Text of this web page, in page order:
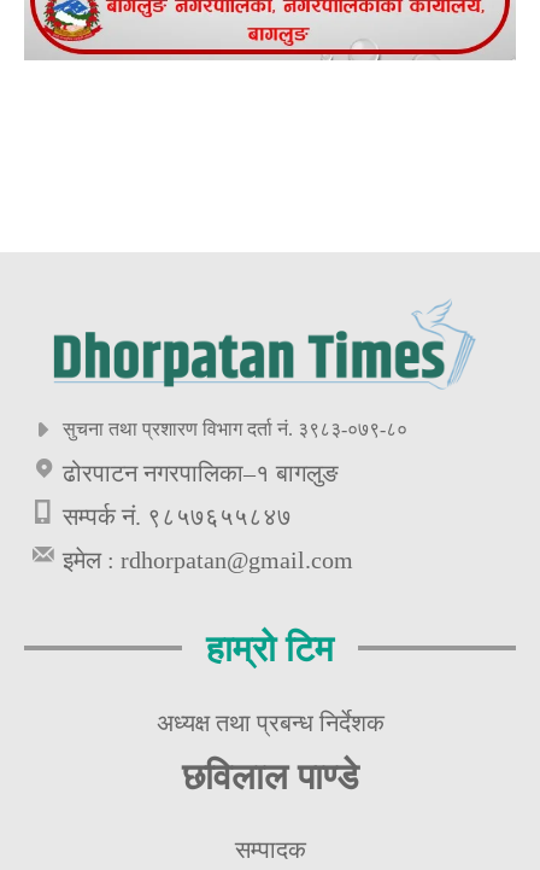
सुचना तथा प्रशारण विभाग दर्ता नं. ३९८३-०७९-८०
ढोरपाटन नगरपालिका–१ बागलुङ
सम्पर्क नं. ९८५७६५५८४७
इमेल : rdhorpatan@gmail.com
हाम्रो टिम
अध्यक्ष तथा प्रबन्ध निर्देशक
छविलाल पाण्डे
सम्पादक